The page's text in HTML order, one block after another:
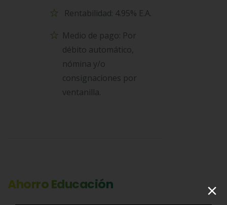
Rentabilidad: 4.95% E.A.
Medio de pago: Por
débito automático,
nómina y/o
consignaciones por
ventanilla.
Ahorro Educación ×